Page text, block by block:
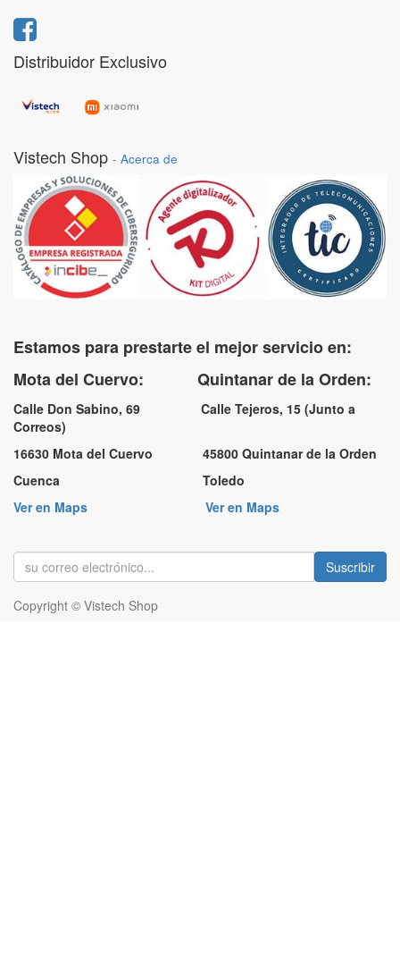
Distribuidor Exclusivo
Vistech Shop - Acerca de
Estamos para prestarte el mejor servicio en:
Mota del Cuervo: Quintanar de la Orden:
Calle Don Sabino, 69 Calle Tejeros, 15 (Junto a
Correos)
16630 Mota del Cuervo 45800 Quintanar de la Orden
Cuenca Toledo
Ver en Maps
Ver en Maps
Suscribir
Copyright © Vistech Shop